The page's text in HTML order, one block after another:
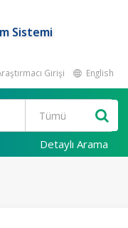
Sistemi
Girişi English
Detaylı Arama